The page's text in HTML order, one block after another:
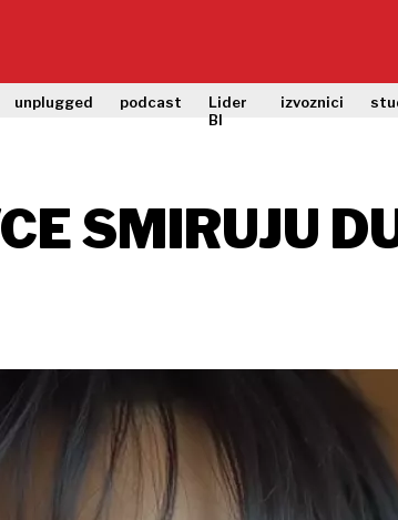
unplugged podcast
Lider
BI
izvoznici
SMIRUJU